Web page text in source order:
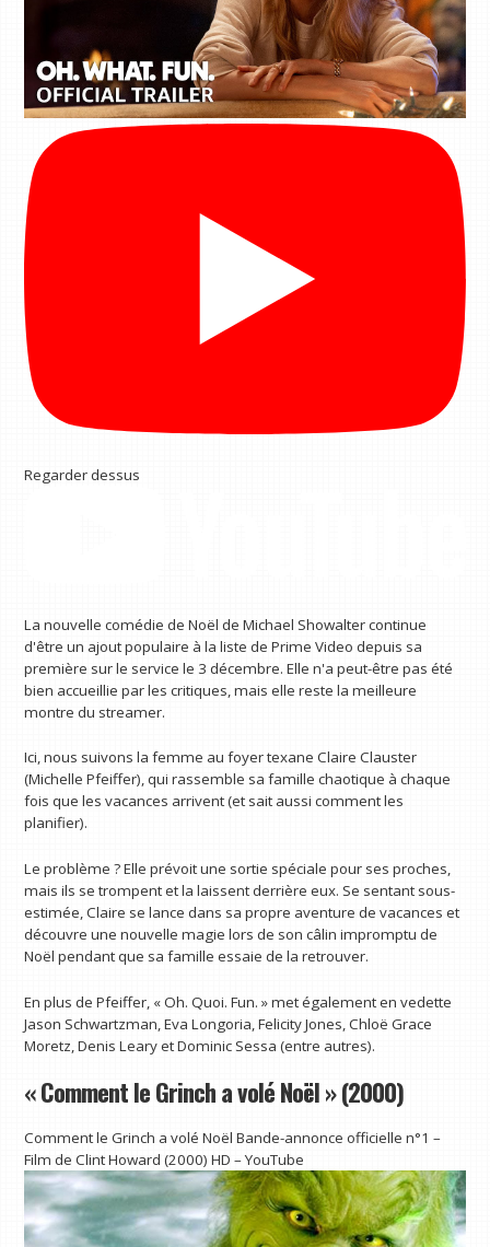
Regarder dessus
La nouvelle comédie de Noël de Michael Showalter continue
d'être un ajout populaire à la liste de Prime Video depuis sa
première sur le service le 3 décembre. Elle n'a peut-être pas été
bien accueillie par les critiques, mais elle reste la meilleure
montre du streamer.
Ici, nous suivons la femme au foyer texane Claire Clauster
(Michelle Pfeiffer), qui rassemble sa famille chaotique à chaque
fois que les vacances arrivent (et sait aussi comment les
planifier).
Le problème ? Elle prévoit une sortie spéciale pour ses proches,
mais ils se trompent et la laissent derrière eux. Se sentant sous-
estimée, Claire se lance dans sa propre aventure de vacances et
découvre une nouvelle magie lors de son câlin impromptu de
Noël pendant que sa famille essaie de la retrouver.
En plus de Pfeiffer, « Oh. Quoi. Fun. » met également en vedette
Jason Schwartzman, Eva Longoria, Felicity Jones, Chloë Grace
Moretz, Denis Leary et Dominic Sessa (entre autres).
« Comment le Grinch a volé Noël » (2000)
Comment le Grinch a volé Noël Bande-annonce officielle n°1 –
Film de Clint Howard (2000) HD – YouTube